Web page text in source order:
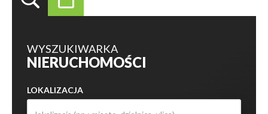
WYSZUKIWARKA
NIERUCHOMOŚCI
LOKALIZACJA